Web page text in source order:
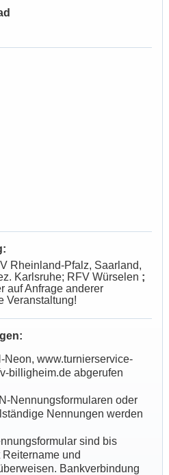
Rheinland-Pfalz, Saarland,
Karlsruhe; RFV Würselen ;
auf Anfrage anderer
Veranstaltung!
Neon, www.turnierservice-
billigheim.de abgerufen
Nennungsformularen oder
Nennungen werden
sind bis
und
Bankverbindung